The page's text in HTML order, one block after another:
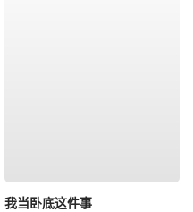
我当卧底这件事